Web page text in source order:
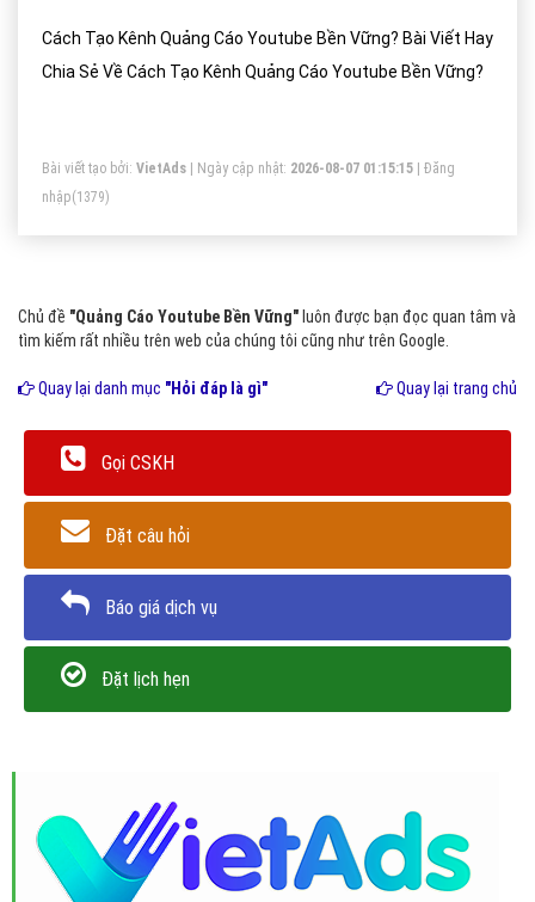
Cách Tạo Kênh Quảng Cáo Youtube Bền Vững? Bài Viết Hay
Chia Sẻ Về Cách Tạo Kênh Quảng Cáo Youtube Bền Vững?
Bài viết tạo bởi: VietAds | Ngày cập nhật: 2026-08-07 01:15:15
Đăng
nhập(1379)
Chủ đề "Quảng Cáo Youtube Bền Vững" luôn được bạn đọc quan tâm và
tìm kiếm rất nhiều trên web của chúng tôi cũng như trên Google.
Quay lại danh mục "Hỏi đáp là gì" Quay lại trang chủ
Gọi CSKH
Đặt câu hỏi
Báo giá dịch vụ
Đặt lịch hẹn